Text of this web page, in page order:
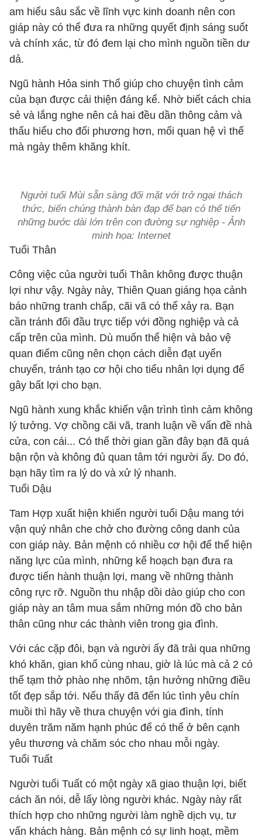
am hiểu sâu sắc về lĩnh vực kinh doanh nên con
giáp này có thể đưa ra những quyết định sáng suốt
và chính xác, từ đó đem lại cho mình nguồn tiền dư
dả.
Ngũ hành Hỏa sinh Thổ giúp cho chuyện tình cảm
của bạn được cải thiện đáng kể. Nhờ biết cách chia
sẻ và lắng nghe nên cả hai đều dần thông cảm và
thấu hiểu cho đối phương hơn, mối quan hệ vì thế
mà ngày thêm khăng khít.
Người tuổi Mùi sẵn sàng đối mặt với trở ngại thách
thức, biến chúng thành bàn đạp để bạn có thể tiến
những bước dài lớn trên con đường sự nghiệp - Ảnh
minh họa: Internet
Tuổi Thân
Công việc của người tuổi Thân không được thuận
lợi như vậy. Ngày này, Thiên Quan giáng họa cảnh
báo những tranh chấp, cãi vã có thể xảy ra. Bạn
cần tránh đối đầu trực tiếp với đồng nghiệp và cả
cấp trên của mình. Dù muốn thể hiện và bảo vệ
quan điểm cũng nên chọn cách diễn đạt uyển
chuyển, tránh tạo cơ hội cho tiểu nhân lợi dụng để
gây bất lợi cho bạn.
Ngũ hành xung khắc khiến vận trình tình cảm không
lý tưởng. Vợ chồng cãi vã, tranh luận về vấn đề nhà
cửa, con cái... Có thể thời gian gần đây bạn đã quá
bận rộn và không đủ quan tâm tới người ấy. Do đó,
bạn hãy tìm ra lý do và xử lý nhanh.
Tuổi Dậu
Tam Hợp xuất hiện khiến người tuổi Dậu mang tới
vận quý nhân che chở cho đường công danh của
con giáp này. Bản mệnh có nhiều cơ hội để thể hiện
năng lực của mình, những kế hoạch bạn đưa ra
được tiến hành thuận lợi, mang về những thành
công rực rỡ. Nguồn thu nhập dồi dào giúp cho con
giáp này an tâm mua sắm những món đồ cho bản
thân cũng như các thành viên trong gia đình.
Với các cặp đôi, bạn và người ấy đã trải qua những
khó khăn, gian khổ cùng nhau, giờ là lúc mà cả 2 có
thể tạm thở phào nhẹ nhõm, tận hưởng những điều
tốt đẹp sắp tới. Nếu thấy đã đến lúc tình yêu chín
muồi thì hãy về thưa chuyện với gia đình, tính
duyên trăm năm hạnh phúc để có thể ở bên cạnh
yêu thương và chăm sóc cho nhau mỗi ngày.
Tuổi Tuất
Người tuổi Tuất có một ngày xã giao thuận lợi, biết
cách ăn nói, dễ lấy lòng người khác. Ngày này rất
thích hợp cho những người làm nghề dịch vụ, tư
vấn khách hàng. Bản mệnh có sự linh hoạt, mềm